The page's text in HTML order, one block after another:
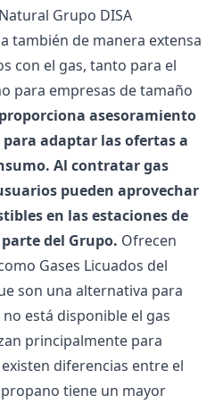
Grupo DISA
también de manera extensa
con el gas, tanto para el
para empresas de tamaño
asesoramiento
adaptar las ofertas a
Al contratar gas
pueden aprovechar
en las estaciones de
del Grupo. Ofrecen
Gases Licuados del
son una alternativa para
está disponible el gas
principalmente para
diferencias entre el
tiene un mayor